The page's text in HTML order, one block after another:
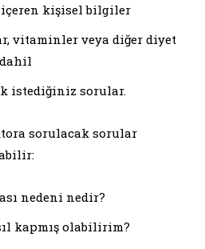
kişisel bilgiler
vitaminler veya diğer diyet
istediğiniz sorular.
sorulacak sorular
nedeni nedir?
kapmış olabilirim?